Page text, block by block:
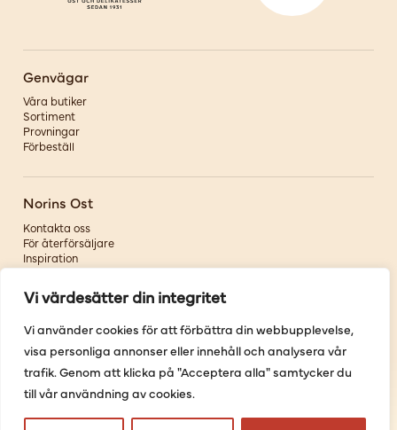
Vi värdesätter din integritet
Vi använder cookies för att förbättra din webbupplevelse,
visa personliga annonser eller innehåll och analysera vår
trafik. Genom att klicka på "Acceptera alla" samtycker du
till vår användning av cookies.
Genvägar
Våra butiker
Sortiment
Provningar
Förbeställ
Norins Ost
Kontakta oss
För återförsäljare
Inspiration
Om oss
Följ oss
Facebook
Instagram
Youtube